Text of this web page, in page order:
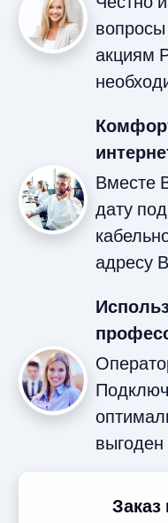
акциям
Вместе
дату
адресу